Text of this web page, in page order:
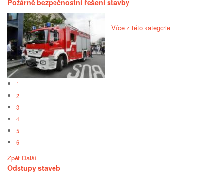
Požárně bezpečnostní řešení stavby
Více z této kategorie
1
2
3
4
5
6
Zpět Další
Odstupy staveb